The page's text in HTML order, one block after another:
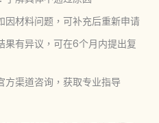
因材料问题，可补充后重新申请
果有异议，可在6个月内提出复
方渠道咨询，获取专业指导